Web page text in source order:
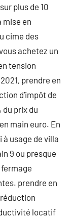
plus de 10
mise en
cime des
achetez un
tension
prendre en
d’impôt de
du prix du
main euro. En
usage de villa
9 ou presque
fermage
prendre en
locatif